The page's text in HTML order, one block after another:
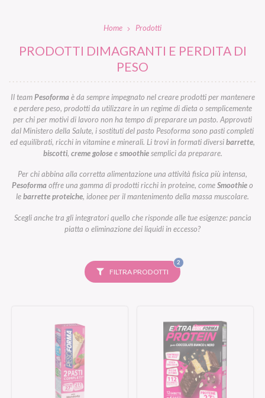
Home Prodotti
PRODOTTI DIMAGRANTI E PERDITA DI
PESO
Il teamPesoformaè da sempre impegnato nel creare prodotti per mantenere
e perdere peso, prodotti da utilizzare in un regime di dieta o semplicemente
per chi per motivi di lavoro non ha tempo di preparare un pasto. Approvati
dal Ministero della Salute, i sostituti del pasto Pesoforma sono pasti completi
ed equilibrati, ricchi in vitamine e minerali. Li trovi in formati diversibarrette,
biscotti, creme goloseesmoothiesemplici da preparare.
Per chi abbina alla corretta alimentazione una attività fisica più intensa,
Pesoformaoffre una gamma di prodotti ricchi in proteine, comeSmoothieo
lebarrette proteiche, idonee per il mantenimento della massa muscolare.
Scegli anche tra gli integratori quello che risponde alle tue esigenze: pancia
piatta o eliminazione dei liquidi in eccesso?
FILTRA PRODOTTI
2FILTRI
SELEZIONATI